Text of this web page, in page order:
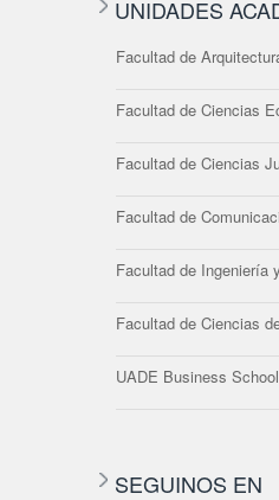
UNIDADES
Facultad de
Facultad de Ciencias
Facultad de Ciencias
Facultad de
Facultad de Ingeniería
Facultad de Ciencias
UADE Business School
SEGUINOS EN